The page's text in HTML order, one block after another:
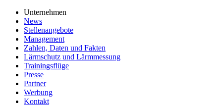
Unternehmen
News
Stellenangebote
Management
Zahlen, Daten und Fakten
Lärmschutz und Lärmmessung
Trainingsflüge
Presse
Partner
Werbung
Kontakt